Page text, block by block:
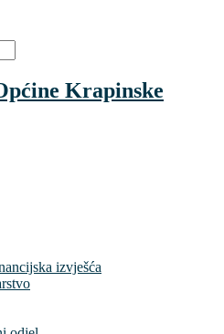
Krapinske
izvješća